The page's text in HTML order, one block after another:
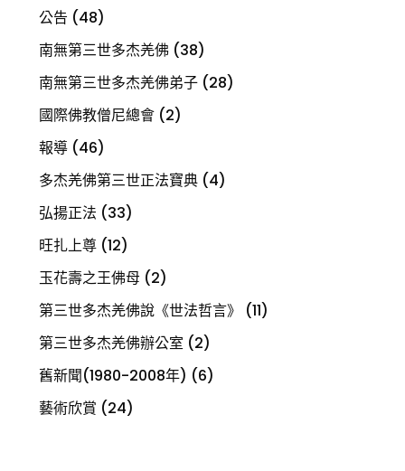
公告 (48)
南無第三世多杰羌佛 (38)
南無第三世多杰羌佛弟子 (28)
國際佛教僧尼總會 (2)
報導 (46)
多杰羌佛第三世正法寶典 (4)
弘揚正法 (33)
旺扎上尊 (12)
玉花壽之王佛母 (2)
第三世多杰羌佛說《世法哲言》
(11)
第三世多杰羌佛辦公室 (2)
舊新聞(1980-2008年) (6)
藝術欣賞 (24)